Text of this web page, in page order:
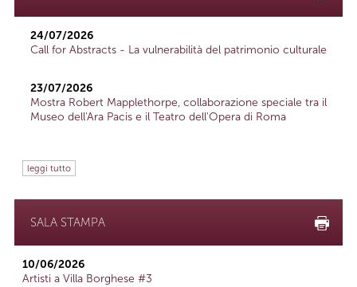
24/07/2026
Call for Abstracts - La vulnerabilità del patrimonio culturale
23/07/2026
Mostra Robert Mapplethorpe, collaborazione speciale tra il
Museo dell'Ara Pacis e il Teatro dell'Opera di Roma
leggi tutto
SALA STAMPA
10/06/2026
Artisti a Villa Borghese #3